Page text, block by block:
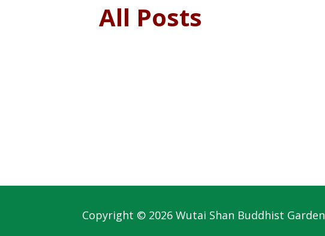
All Posts
Copyright © 2026 Wutai Shan Buddhist Garden